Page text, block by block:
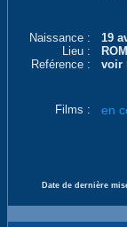
Naissance :
19
Lieu :
Reférence :
voir
Films : en
Date de dernière